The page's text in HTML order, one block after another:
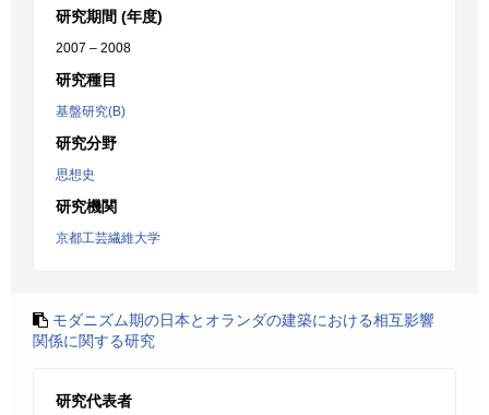
研究期間 (年度)
2007 – 2008
研究種目
基盤研究(B)
研究分野
思想史
研究機関
京都工芸繊維大学
モダニズム期の日本とオランダの建築における相互影響
関係に関する研究
研究代表者